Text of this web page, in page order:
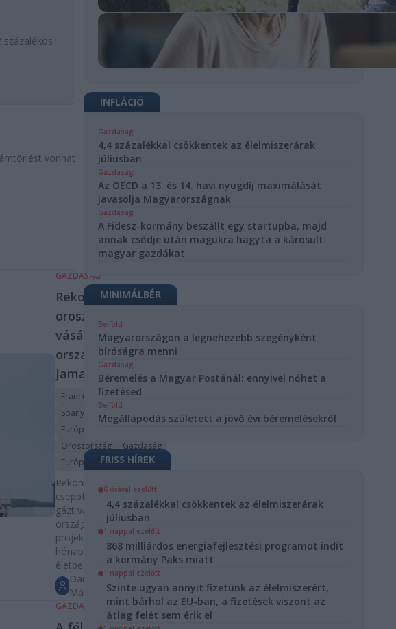
százalékos
vonhat
GAZDASÁG
Rekordmennyiségű
orosz LNG-t
vásároltak az EU-s
országok a
Jamalból
Franciaország
Spanyolország
Európai Unió
Oroszország
Gazdaság
Európa
Rekordmennyiségű
cseppfolyósított orosz
gázt vásároltak EU-s
országok a Jamal LNG
projekttől, alig
hónapokkal az uniós tiltás
életbe lépése előtt.
Darvas
Márton
2026.
07. 13.
GAZDASÁG
INFLÁCIÓ
Gazdaság
4,4 százalékkal csökkentek az élelmiszerárak
júliusban
Gazdaság
Az OECD a 13. és 14. havi nyugdíj maximálását
javasolja Magyarországnak
Gazdaság
A Fidesz-kormány beszállt egy startupba, majd
annak csődje után magukra hagyta a károsult
magyar gazdákat
MINIMÁLBÉR
Belföld
Magyarországon a legnehezebb szegényként
bíróságra menni
Gazdaság
Béremelés a Magyar Postánál: ennyivel nőhet a
fizetésed
Belföld
Megállapodás született a jövő évi béremelésekről
FRISS HÍREK
6 órával ezelőtt
4,4 százalékkal csökkentek az élelmiszerárak
júliusban
1 nappal ezelőtt
868 milliárdos energiafejlesztési programot indít
a kormány Paks miatt
1 nappal ezelőtt
Szinte ugyan annyit fizetünk az élelmiszerért,
mint bárhol az EU-ban, a fizetések viszont az
átlag felét sem érik el